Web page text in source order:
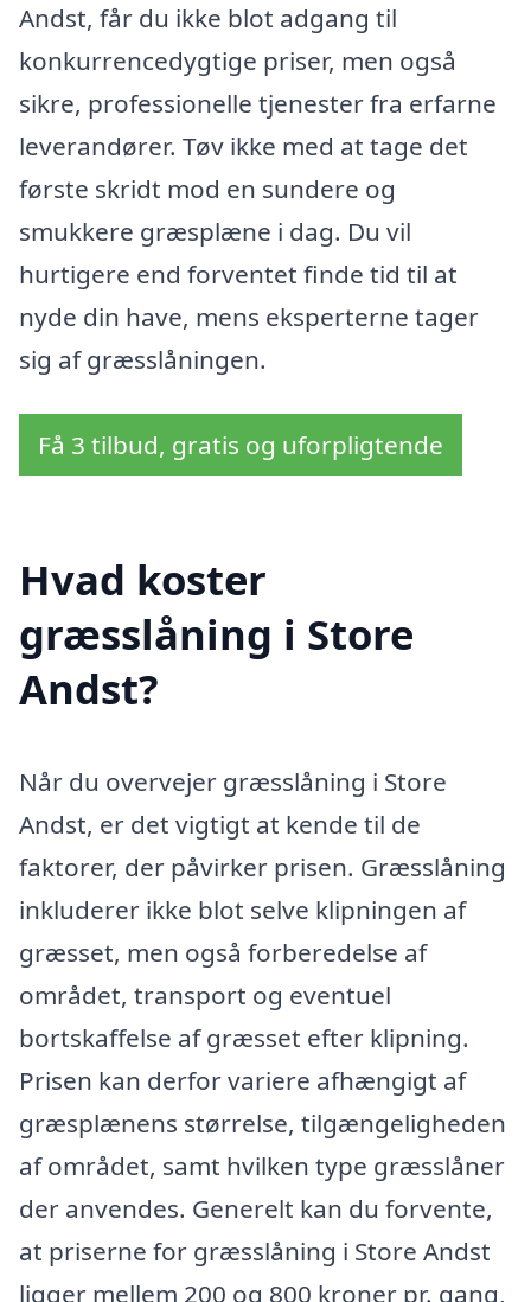
Andst, får du ikke blot adgang til
konkurrencedygtige priser, men også
sikre, professionelle tjenester fra erfarne
leverandører. Tøv ikke med at tage det
første skridt mod en sundere og
smukkere græsplæne i dag. Du vil
hurtigere end forventet finde tid til at
nyde din have, mens eksperterne tager
sig af græsslåningen.
Få 3 tilbud, gratis og uforpligtende
Hvad koster
græsslåning i Store
Andst?
Når du overvejer græsslåning i Store
Andst, er det vigtigt at kende til de
faktorer, der påvirker prisen. Græsslåning
inkluderer ikke blot selve klipningen af
græsset, men også forberedelse af
området, transport og eventuel
bortskaffelse af græsset efter klipning.
Prisen kan derfor variere afhængigt af
græsplænens størrelse, tilgængeligheden
af området, samt hvilken type græsslåner
der anvendes. Generelt kan du forvente,
at priserne for græsslåning i Store Andst
ligger mellem 200 og 800 kroner pr. gang,